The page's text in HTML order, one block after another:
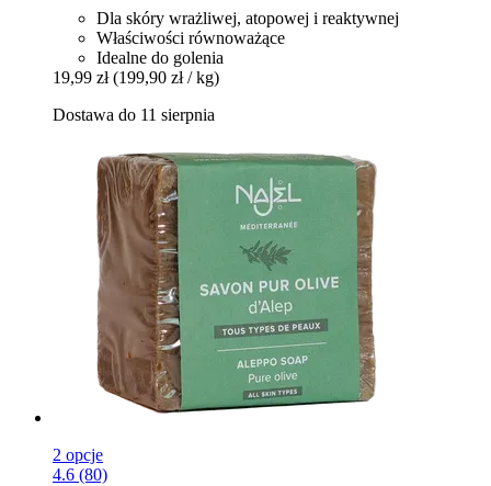
Dla skóry wrażliwej, atopowej i reaktywnej
Właściwości równoważące
Idealne do golenia
19,99 zł (199,90 zł / kg)
Dostawa do 11 sierpnia
2 opcje
4.6 (80)